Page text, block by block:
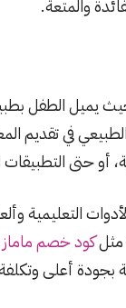
والمتعة.
يميل الطفل
في تقديم
أو حتى التطبيقات
التعليمية
مثلكود خصم ماماز
بجودة أعلى